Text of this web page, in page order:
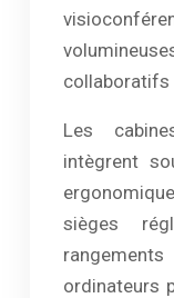
collaboratifs
Les
intègrent
sièges
ordinateurs